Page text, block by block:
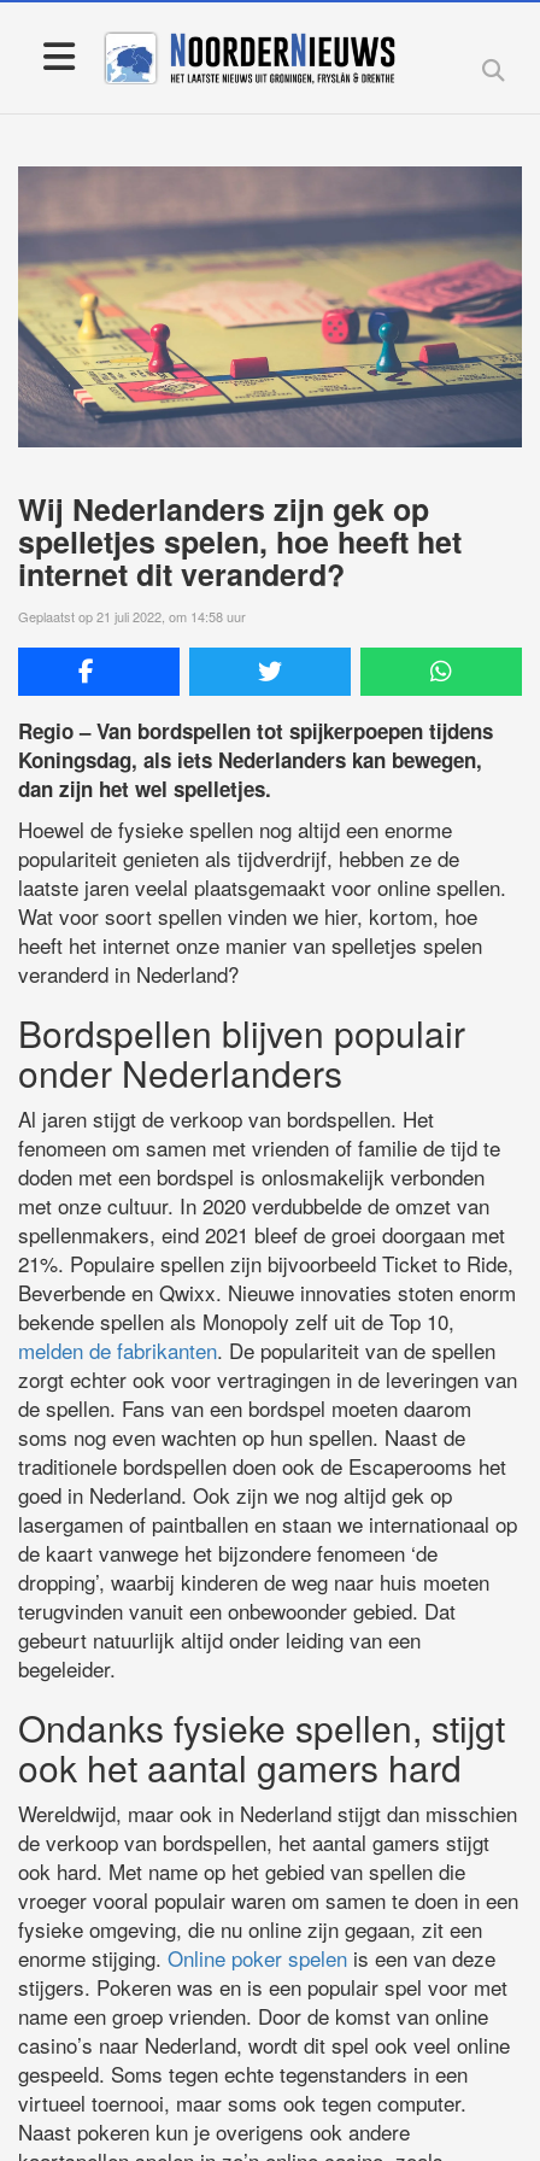
Wij Nederlanders zijn gek op
spelletjes spelen, hoe heeft het
internet dit veranderd?
Geplaatst op 21 juli 2022, om 14:58 uur
Regio – Van bordspellen tot spijkerpoepen tijdens
Koningsdag, als iets Nederlanders kan bewegen,
dan zijn het wel spelletjes.
Hoewel de fysieke spellen nog altijd een enorme
populariteit genieten als tijdverdrijf, hebben ze de
laatste jaren veelal plaatsgemaakt voor online spellen.
Wat voor soort spellen vinden we hier, kortom, hoe
heeft het internet onze manier van spelletjes spelen
veranderd in Nederland?
Bordspellen blijven populair
onder Nederlanders
Al jaren stijgt de verkoop van bordspellen. Het
fenomeen om samen met vrienden of familie de tijd te
doden met een bordspel is onlosmakelijk verbonden
met onze cultuur. In 2020 verdubbelde de omzet van
spellenmakers, eind 2021 bleef de groei doorgaan met
21%. Populaire spellen zijn bijvoorbeeld Ticket to Ride,
Beverbende en Qwixx. Nieuwe innovaties stoten enorm
bekende spellen als Monopoly zelf uit de Top 10,
melden de fabrikanten. De populariteit van de spellen
zorgt echter ook voor vertragingen in de leveringen van
de spellen. Fans van een bordspel moeten daarom
soms nog even wachten op hun spellen. Naast de
traditionele bordspellen doen ook de Escaperooms het
goed in Nederland. Ook zijn we nog altijd gek op
lasergamen of paintballen en staan we internationaal op
de kaart vanwege het bijzondere fenomeen ‘de
dropping’, waarbij kinderen de weg naar huis moeten
terugvinden vanuit een onbewoonder gebied. Dat
gebeurt natuurlijk altijd onder leiding van een
begeleider.
Ondanks fysieke spellen, stijgt
ook het aantal gamers hard
Wereldwijd, maar ook in Nederland stijgt dan misschien
de verkoop van bordspellen, het aantal gamers stijgt
ook hard. Met name op het gebied van spellen die
vroeger vooral populair waren om samen te doen in een
fysieke omgeving, die nu online zijn gegaan, zit een
enorme stijging. Online poker spelen is een van deze
stijgers. Pokeren was en is een populair spel voor met
name een groep vrienden. Door de komst van online
casino’s naar Nederland, wordt dit spel ook veel online
gespeeld. Soms tegen echte tegenstanders in een
virtueel toernooi, maar soms ook tegen computer.
Naast pokeren kun je overigens ook andere